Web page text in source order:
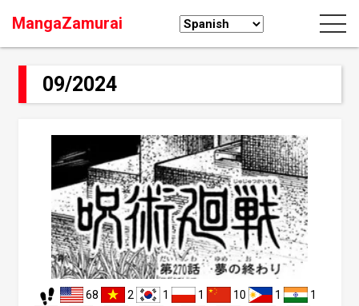
MangaZamurai
09/2024
68 2 1 1 10 1
1